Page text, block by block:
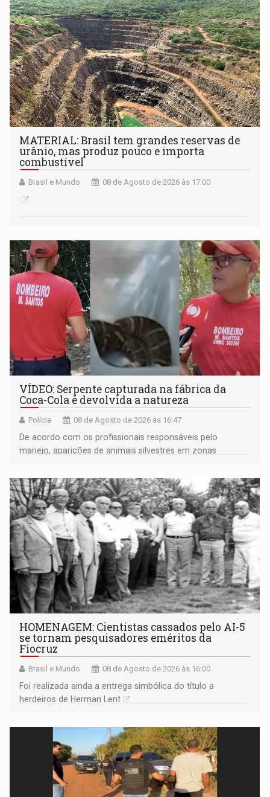
MATERIAL: Brasil tem grandes reservas de
urânio, mas produz pouco e importa
combustível
Brasil e Mundo 08 de Agosto de 2026 às 17:00
VÍDEO: Serpente capturada na fábrica da
Coca-Cola é devolvida a natureza
Polícia 08 de Agosto de 2026 às 16:47
De acordo com os profissionais responsáveis pelo
manejo, aparições de animais silvestres em zonas
HOMENAGEM: Cientistas cassados pelo AI-5
se tornam pesquisadores eméritos da
Fiocruz
Brasil e Mundo 08 de Agosto de 2026 às 16:00
Foi realizada ainda a entrega simbólica do título a
herdeiros de Herman Lent